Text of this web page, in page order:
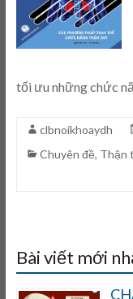
tối ưu những chức
clbnoikhoaydh
Chuyên đề, Thận
Bài viết mới